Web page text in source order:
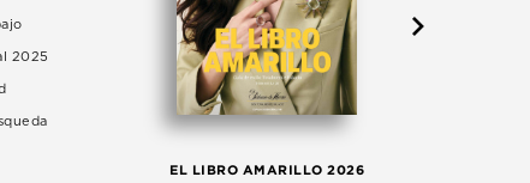
2025
EL LIBRO AMARILLO 2026